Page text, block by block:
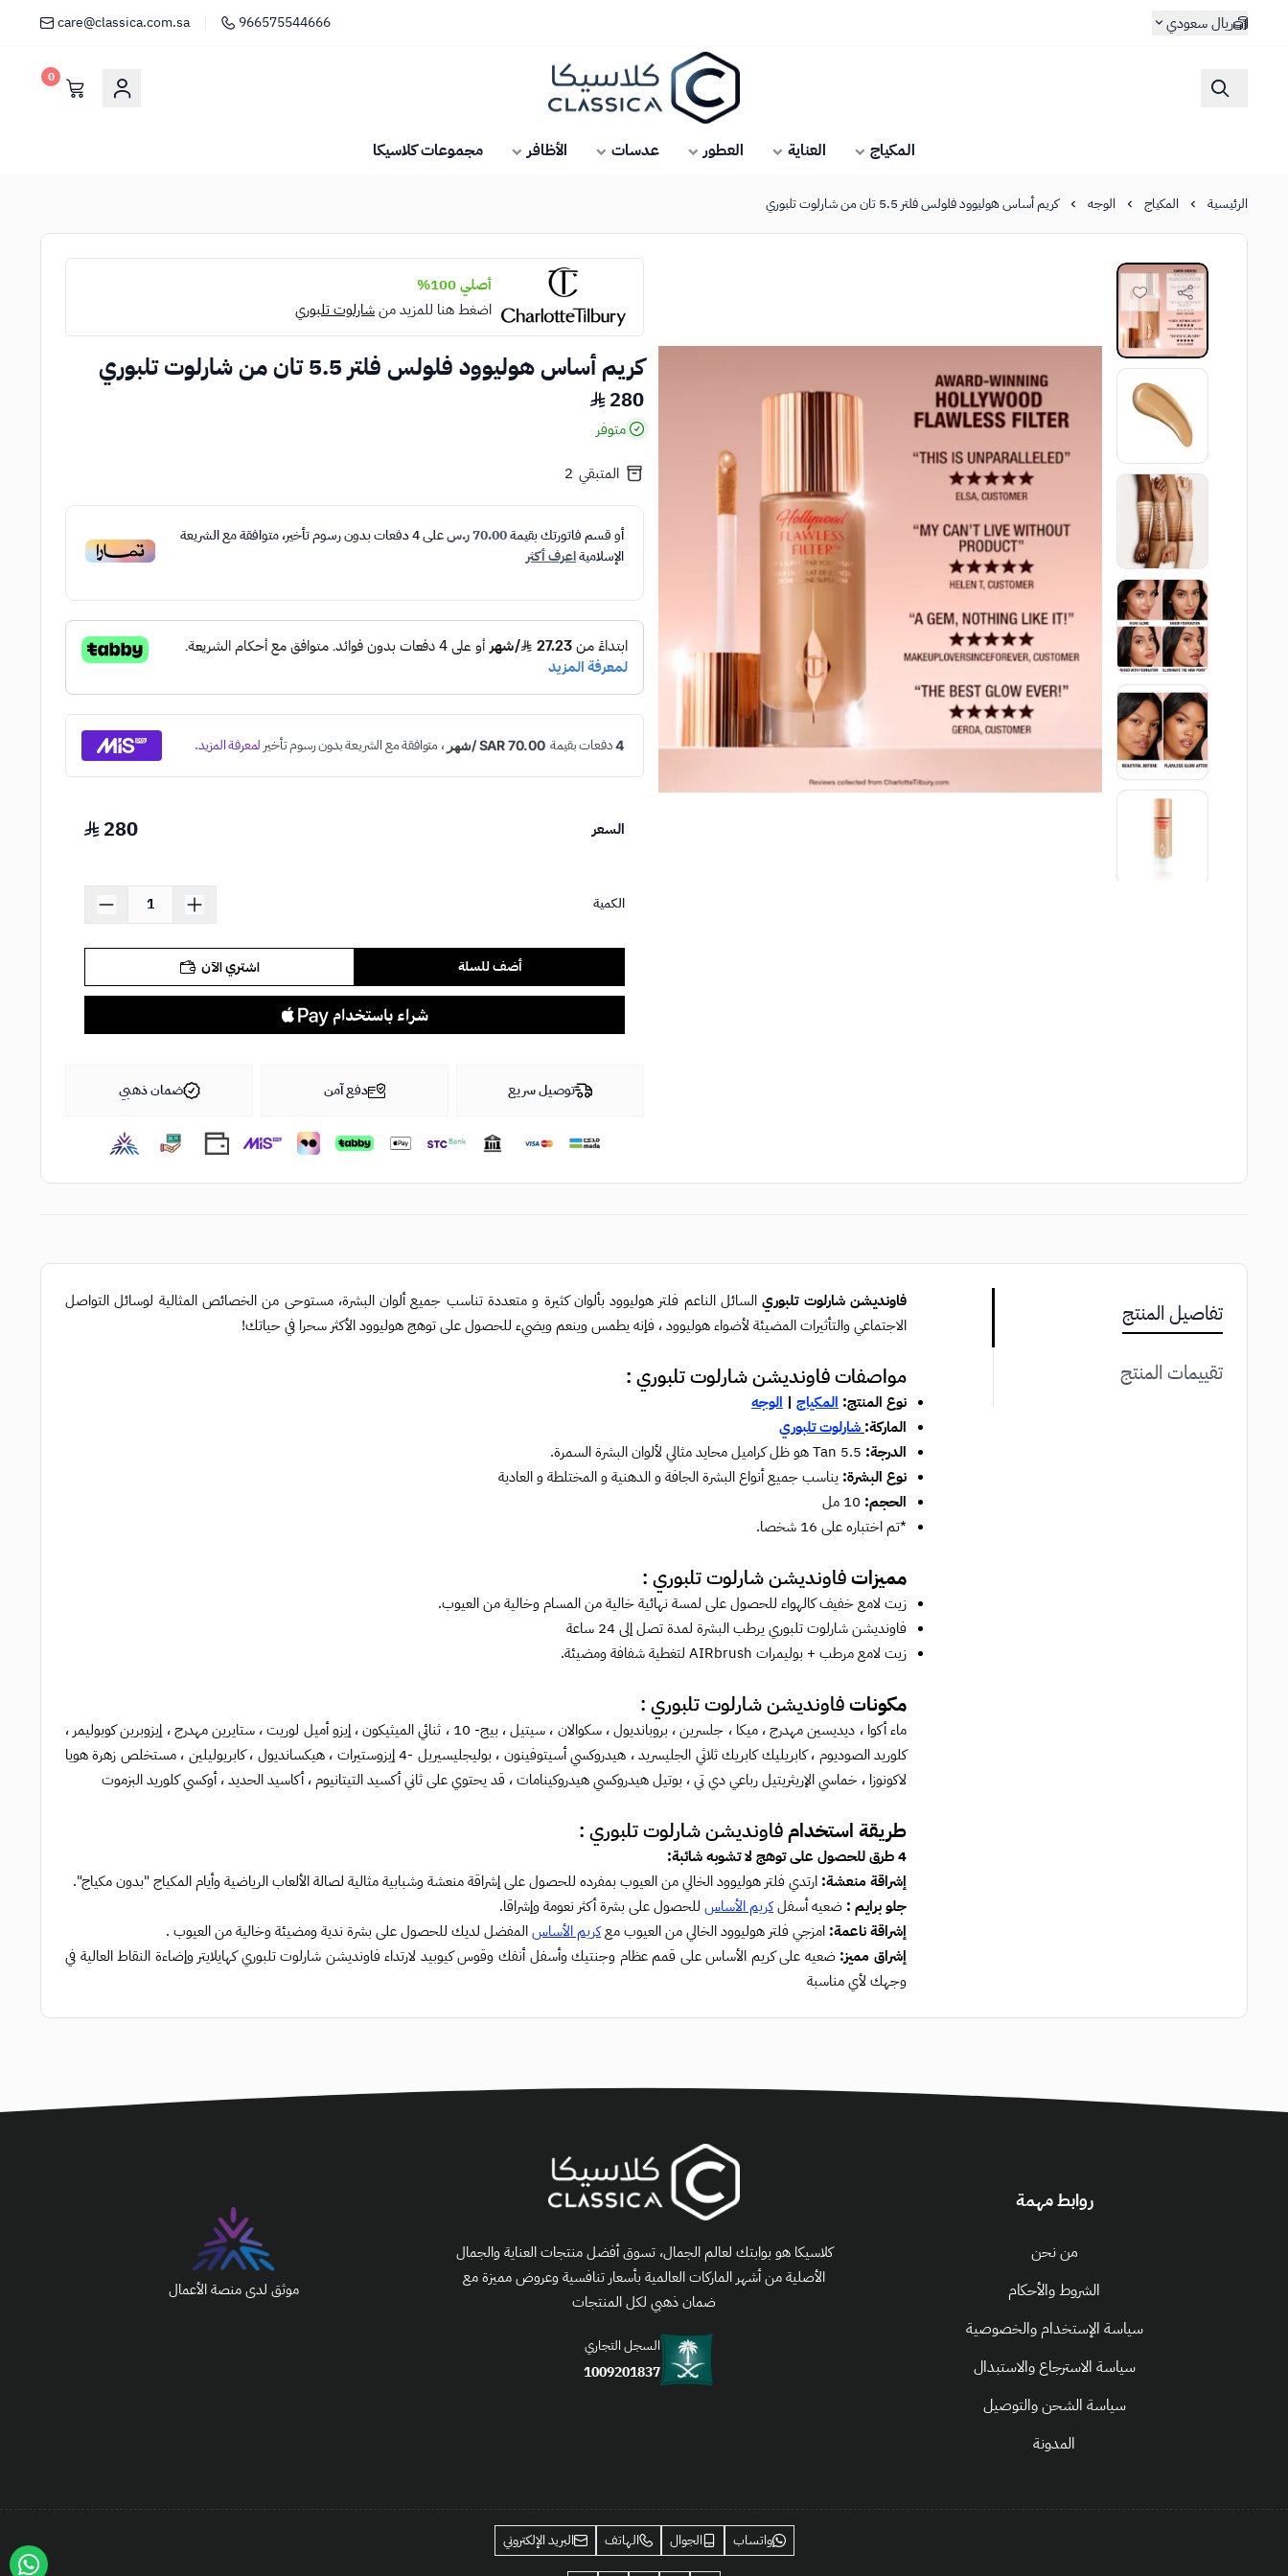
ريال سعودي 966575544666
care@classica.com.sa
كلاسيكا
0
المكياج العناية العطور عدسات الأظافر مجموعات كلاسيكا
الرئيسية المكياج الوجه كريم أساس هوليوود فلولس فلتر 5.5 تان من شارلوت تلبوري
أصلي 100%
اضغط هنا للمزيد منشارلوت تلبوري
كريم أساس هوليوود فلولس فلتر 5.5 تان من شارلوت تلبوري
280
متوفر
المتبقي 2
أو قسم فاتورتك بقيمة70.00 ر.س على4دفعات بدون رسوم تأخير، متوافقة مع الشريعة
الإسلاميةاعرف أكثر
السعر 280
الكمية
أضف للسلة اشتري الآن
توصيل سريع دفع آمن ضمان ذهبي
تفاصيل المنتج
تقييمات المنتج
فاونديشن شارلوت تلبوريالسائل الناعم فلتر هوليوود بألوان كثيرة و متعددة تناسب جميع ألوان البشرة، مستوحى من الخصائص المثالية لوسائل التواصل
الاجتماعي والتأثيرات المضيئة لأضواء هوليوود ، فإنه يطمس وينعم ويضيء للحصول على توهج هوليوود الأكثر سحرا في حياتك!
مواصفاتفاونديشن شارلوت تلبوري :
نوع المنتج: المكياج | الوجه
الماركة: شارلوت تلبوري
الدرجة:
نوع البشرة: يناسب جميع أنواع البشرة الجافة و الدهنية و المختلطة و العادية
الحجم: 10 مل
*تم اختباره على 16 شخصا.
مميزاتفاونديشن شارلوت تلبوري :
زيت لامع خفيف كالهواء للحصول على لمسة نهائية خالية من المسام وخالية من العيوب.
فاونديشن شارلوت تلبوري يرطب البشرة لمدة تصل إلى 24 ساعة
زيت لامع مرطب + بوليمرات AIRbrush لتغطية شفافة ومضيئة.
مكوناتفاونديشن شارلوت تلبوري :
ماء أكوا ، ديديسين مهدرج ، ميكا ، جلسرين ، بروبانديول ، سكوالان ، سيتيل ، بيج- 10 ، ثنائي الميثيكون ، إيزو أميل لوريت ، ستايرين مهدرج ، إيزوبرين كوبوليمر ،
كلوريد الصوديوم ، كابريليك كابريك ثلاثي الجليسريد ، هيدروكسي أسيتوفينون ، بوليجليسيريل -4 إيزوستيرات ، هيكسانديول ، كابريوليلين ، مستخلص زهرة هويا
لاكونوزا ، خماسي الإريثريتيل رباعي دي تي ، بوتيل هيدروكسي هيدروكينامات ، قد يحتوي على ثاني أكسيد التيتانيوم ، أكاسيد الحديد ، أوكسي كلوريد البزموت
طريقة استخدامفاونديشن شارلوت تلبوري :
4 طرق للحصول على توهج لا تشوبه شائبة:
إشراقة منعشة: ارتدي فلتر هوليوود الخالي من العيوب بمفرده للحصول على إشراقة منعشة وشبابية مثالية لصالة الألعاب الرياضية وأيام المكياج "بدون مكياج".
جلو برايم : ضعيه أسفلكريم الأساس للحصول على بشرة أكثر نعومة وإشراقا.
إشراقة ناعمة: امزجي فلتر هوليوود الخالي من العيوب معكريم الأساسالمفضل لديك للحصول على بشرة ندية ومضيئة وخالية من العيوب .
إشراق مميز: ضعيه على كريم الأساس على قمم عظام وجنتيك وأسفل أنفك وقوس كيوبيد لارتداء فاونديشن شارلوت تلبوريكهايلايتر وإضاءة النقاط العالية في
وجهك لأي مناسبة
روابط مهمة
من نحن
الشروط والأحكام
سياسة الإستخدام والخصوصية
سياسة الاسترجاع والاستبدال
سياسة الشحن والتوصيل
المدونة
كلاسيكا هو بوابتك لعالم الجمال، تسوق أفضل منتجات العناية والجمال
الأصلية من أشهر الماركات العالمية بأسعار تنافسية وعروض مميزة مع
ضمان ذهبي لكل المنتجات
السجل التجاري
1009201837
موثق لدى منصة الأعمال
واتساب الجوال الهاتف البريد الإلكتروني